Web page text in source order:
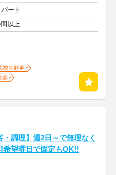
ート
以上
校生歓迎
迎
・調理】週2日～で無理なく
望曜日で固定もOK!!